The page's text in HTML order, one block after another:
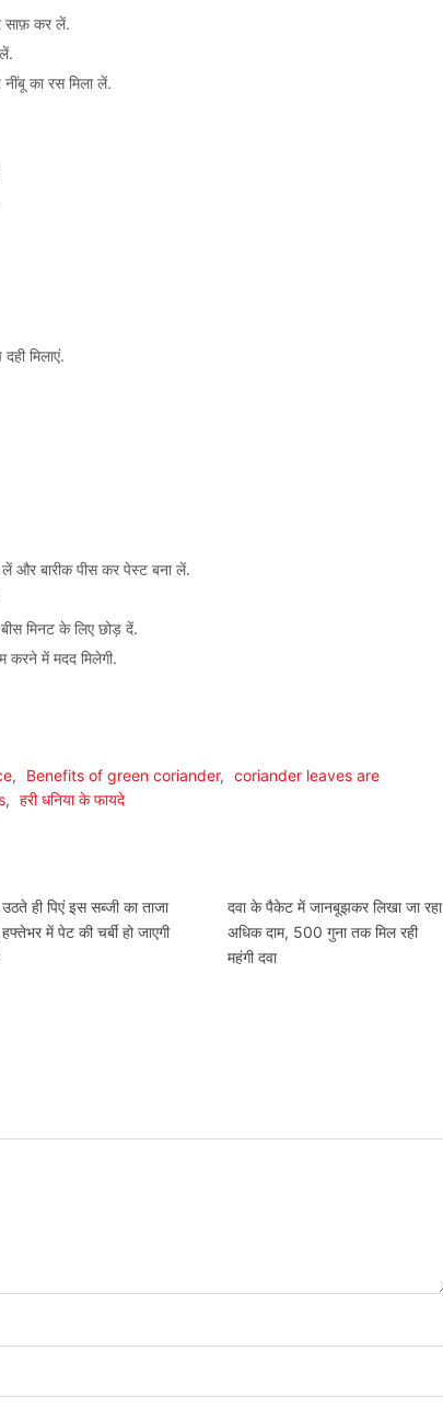
साफ़ कर लें.
का रस मिला लें.
मिलाएं.
लें और बारीक पीस कर पेस्ट बना लें.
मिनट के लिए छोड़ दें.
करने में मदद मिलेगी.
, Benefits of green coriander, coriander leaves are
, हरी धनिया के फायदे
ही पिएं इस सब्‍जी का ताजा
में पेट की चर्बी हो जाएगी
दवा के पैकेट में जानबूझकर लिखा जा रहा
अधिक दाम, 500 गुना तक मिल रही
महंगी दवा